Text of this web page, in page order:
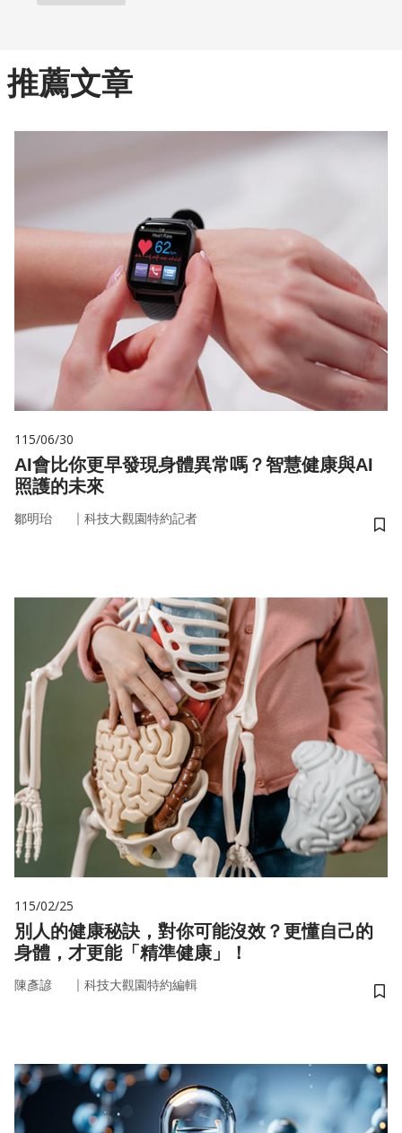
推薦文章
115/06/30
AI會比你更早發現身體異常嗎？智慧健康與AI
照護的未來
鄒明珆 ｜ 科技大觀園特約記者
儲
115/02/25
別人的健康秘訣，對你可能沒效？更懂自己的
身體，才更能「精準健康」！
陳彥諺 ｜ 科技大觀園特約編輯
儲